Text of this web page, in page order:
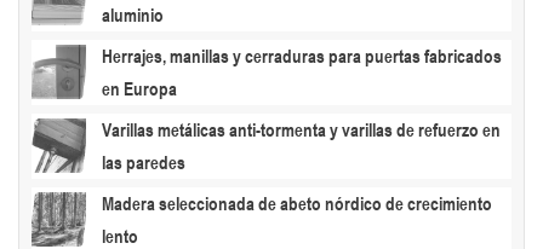
aluminio
Herrajes, manillas y cerraduras para puertas fabricados
en Europa
Varillas metálicas anti-tormenta y varillas de refuerzo en
las paredes
Madera seleccionada de abeto nórdico de crecimiento
lento